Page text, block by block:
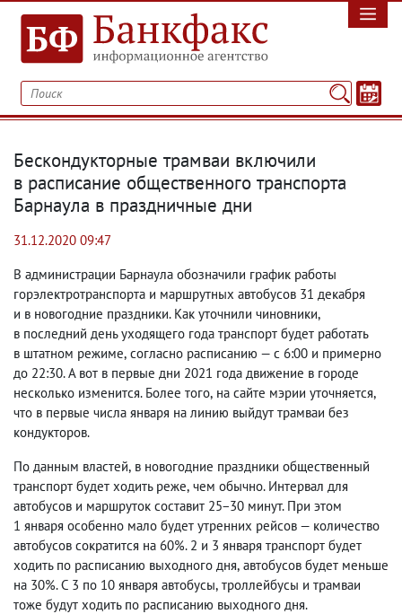
Бескондукторные трамваи включили
в расписание общественного транспорта
Барнаула в праздничные дни
31.12.2020 09:47
В администрации Барнаула обозначили график работы
горэлектротранспорта и маршрутных автобусов 31 декабря
и в новогодние праздники. Как уточнили чиновники,
в последний день уходящего года транспорт будет работать
в штатном режиме, согласно расписанию — с 6:00 и примерно
до 22:30. А вот в первые дни 2021 года движение в городе
несколько изменится. Более того, на сайте мэрии уточняется,
что в первые числа января на линию выйдут трамваи без
кондукторов.
По данным властей, в новогодние праздники общественный
транспорт будет ходить реже, чем обычно. Интервал для
автобусов и маршруток составит 25−30 минут. При этом
1 января особенно мало будет утренних рейсов — количество
автобусов сократится на 60%. 2 и 3 января транспорт будет
ходить по расписанию выходного дня, автобусов будет меньше
на 30%. С 3 по 10 января автобусы, троллейбусы и трамваи
тоже будут ходить по расписанию выходного дня.